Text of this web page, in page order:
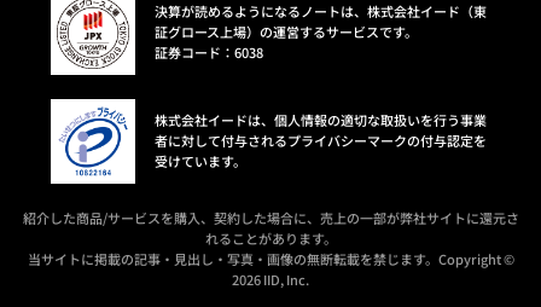
決算が読めるようになるノートは、株式会社イード（東
証グロース上場）の運営するサービスです。
証券コード：6038
株式会社イードは、個人情報の適切な取扱いを行う事業
者に対して付与されるプライバシーマークの付与認定を
受けています。
紹介した商品/サービスを購入、契約した場合に、売上の一部が弊社サイトに還元さ
れることがあります。
当サイトに掲載の記事・見出し・写真・画像の無断転載を禁じます。Copyright ©
2026 IID, Inc.